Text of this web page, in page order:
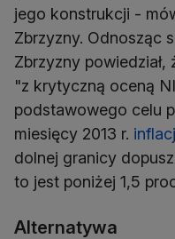
jego konstrukcji -
Zbrzyzny. Odnosząc
Zbrzyzny
"z krytyczną oceną
podstawowego celu
miesięcy 2013 r.
dolnej granicy
to jest poniżej 1,5
Alternatywa